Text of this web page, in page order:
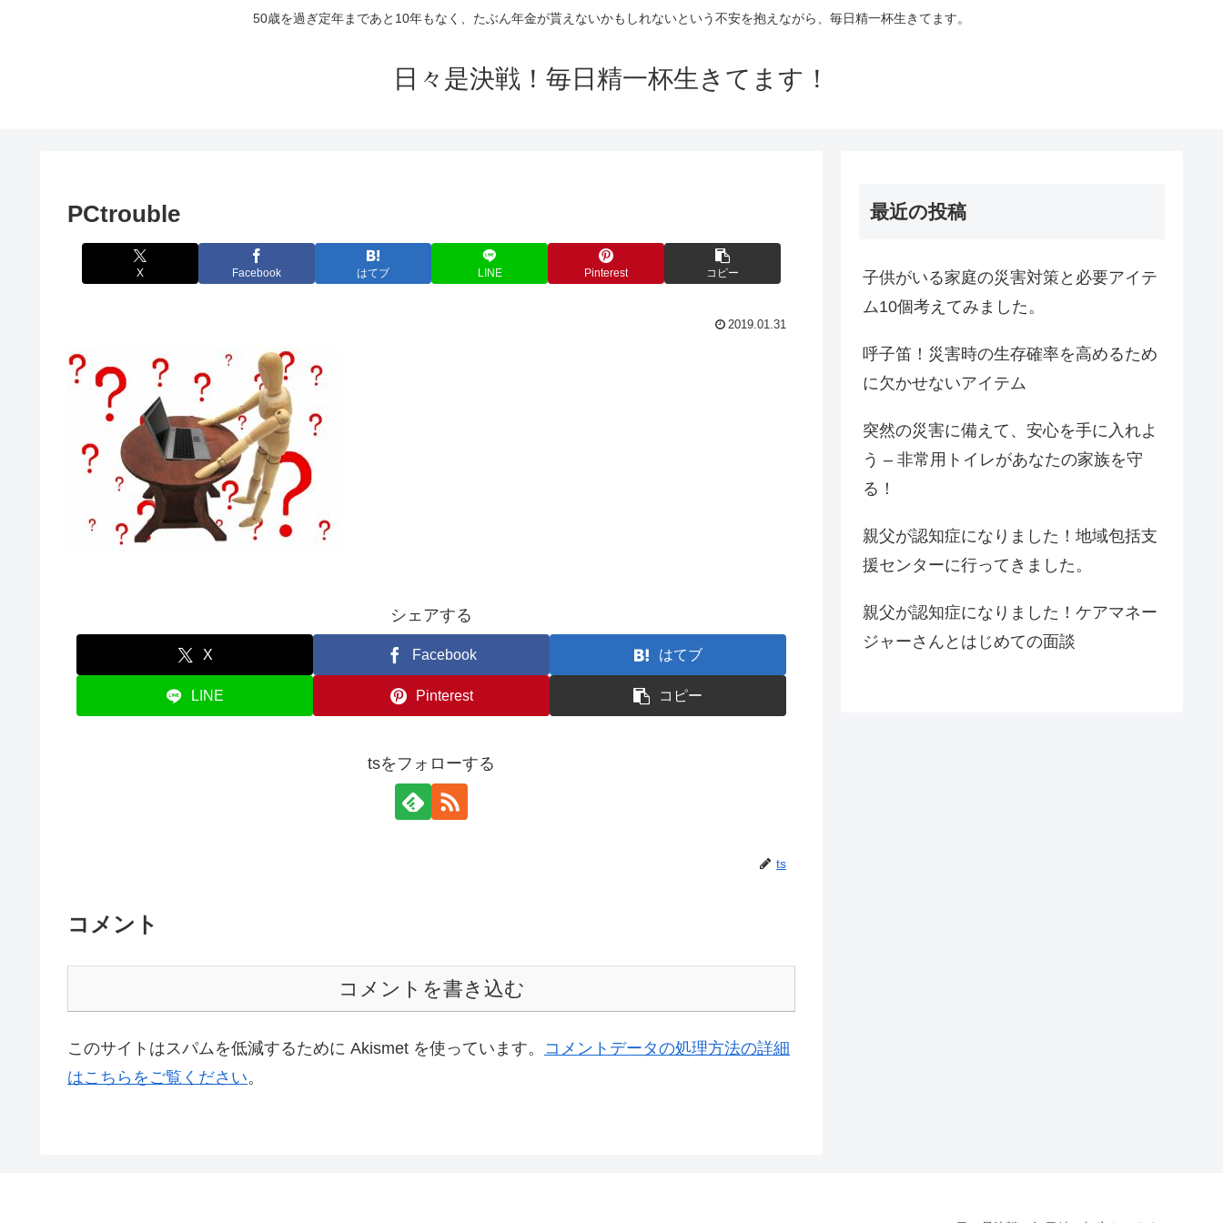
50歳を過ぎ定年まであと10年もなく、たぶん年金が貰えないかもしれないという不安を抱えながら、毎日精一杯生きてます。
日々是決戦！毎日精一杯生きてます！
PCtrouble
X Facebook はてブ LINE Pinterest コピー
2019.01.31
シェアする
X Facebook はてブ
LINE Pinterest コピー
tsをフォローする
ts
コメント
コメントを書き込む
このサイトはスパムを低減するために Akismet を使っています。 コメントデータの処理方法の詳細
はこちらをご覧ください。
最近の投稿
子供がいる家庭の災害対策と必要アイテ
ム10個考えてみました。
呼子笛！災害時の生存確率を高めるため
に欠かせないアイテム
突然の災害に備えて、安心を手に入れよ
う – 非常用トイレがあなたの家族を守
る！
親父が認知症になりました！地域包括支
援センターに行ってきました。
親父が認知症になりました！ケアマネー
ジャーさんとはじめての面談